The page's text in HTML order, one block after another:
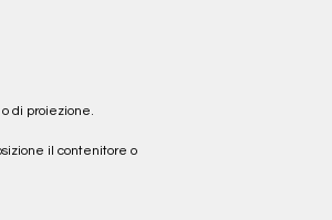
o di proiezione.
il contenitore o